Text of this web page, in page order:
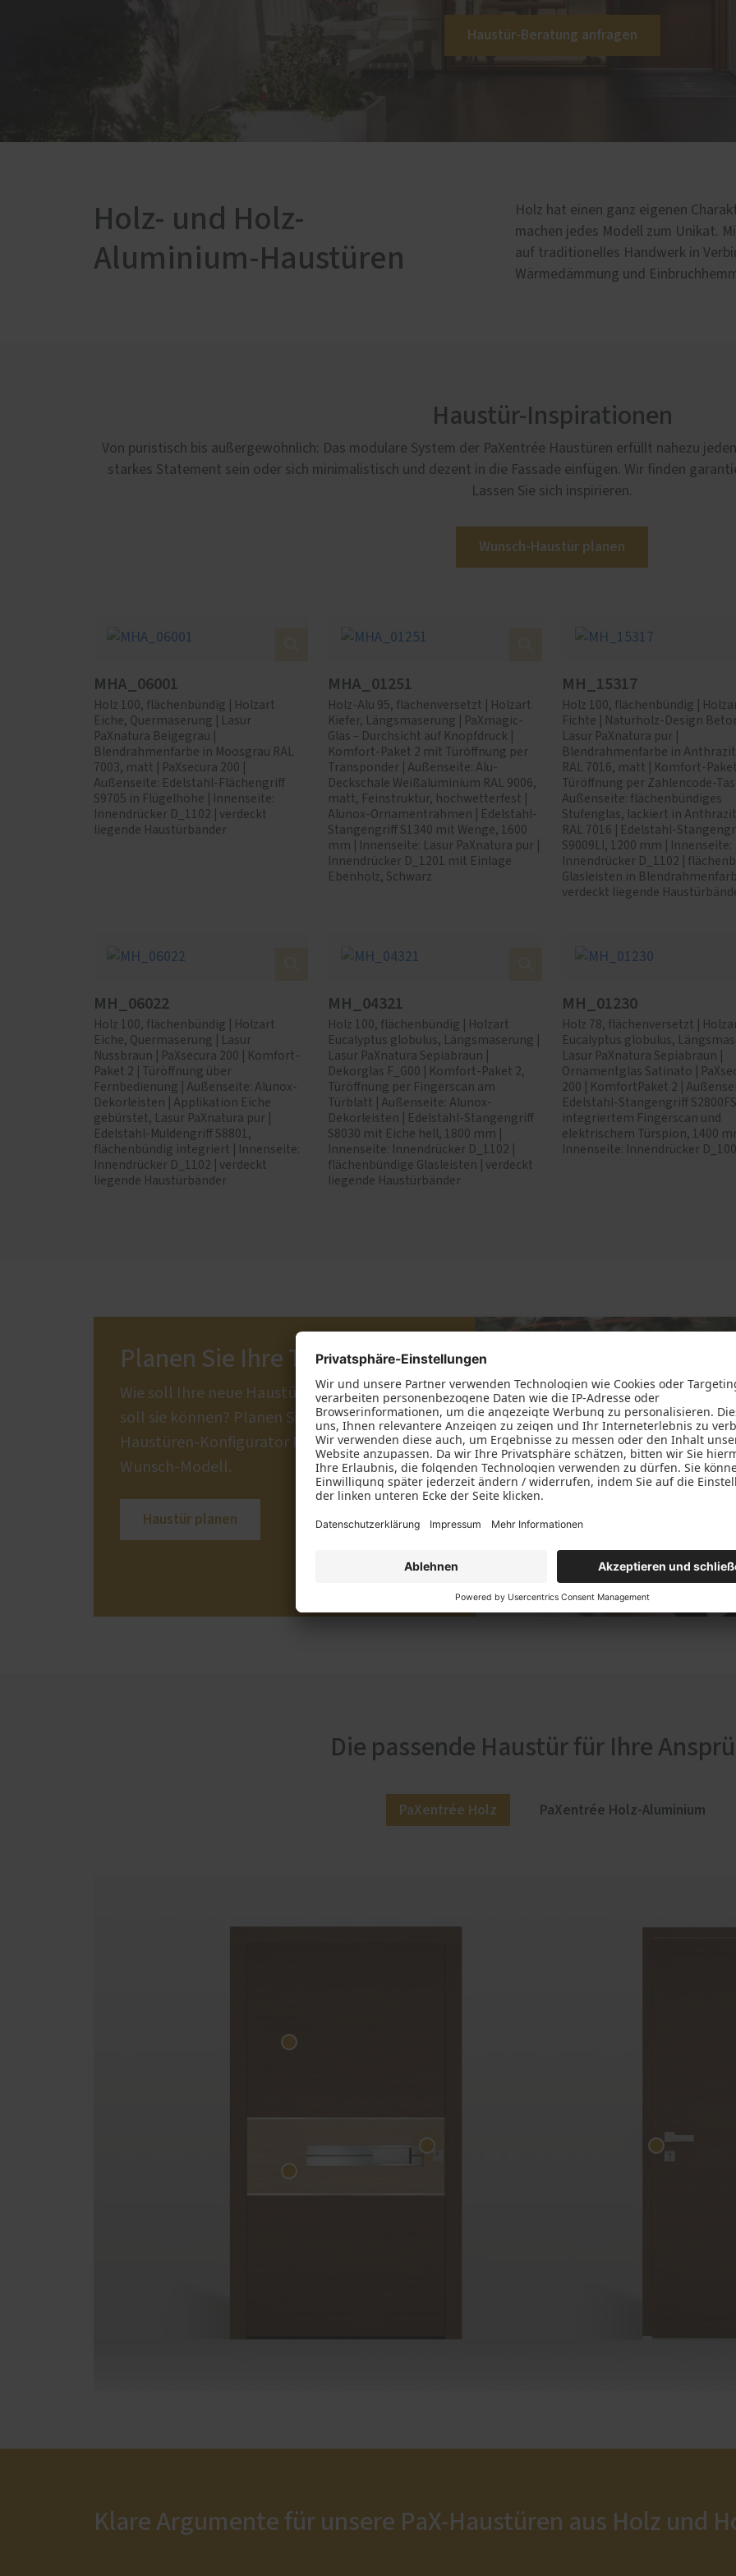
Zimmertüren
Einbruchschutz nachrüsten
Förderung für Fenster
Haustür-Beratung anfragen
Holz- und Holz-
Aluminium-Haustüren
Holz hat einen ganz eigenen
machen jedes Modell zum Unikat.
auf traditionelles Handwerk in
Wärmedämmung und
Haustür-Inspirationen
Von puristisch bis außergewöhnlich: Das modulare System der PaXentrée Haustüren erfüllt nahezu
starkes Statement sein oder sich minimalistisch und dezent in die Fassade einfügen. Wir finden
Lassen Sie sich inspirieren.
Wunsch-Haustür planen
MHA_06001
Holz 100, flächenbündig | Holzart
Eiche, Quermaserung | Lasur
PaXnatura Beigegrau |
Blendrahmenfarbe in Moosgrau RAL
7003, matt | PaXsecura 200 |
Außenseite: Edelstahl-Flächengriff
S9705 in Flügelhöhe | Innenseite:
Innendrücker D_1102 | verdeckt
liegende Haustürbänder
MHA_01251
Holz-Alu 95, flächenversetzt | Holzart
Kiefer, Längsmaserung | PaXmagic-
Glas – Durchsicht auf Knopfdruck |
Komfort-Paket 2 mit Türöffnung per
Transponder | Außenseite: Alu-
Deckschale Weißaluminium RAL 9006,
matt, Feinstruktur, hochwetterfest |
Alunox-Ornamentrahmen | Edelstahl-
Stangengriff S1340 mit Wenge, 1600
mm | Innenseite: Lasur PaXnatura pur |
Innendrücker D_1201 mit Einlage
Ebenholz, Schwarz
MH_15317
Holz 100, flächenbündig |
Fichte | Naturholz-Design
Lasur PaXnatura pur |
Blendrahmenfarbe in
RAL 7016, matt | Komfort-
Türöffnung per Zahlencode-
Außenseite: flächenbündiges
Stufenglas, lackiert in
RAL 7016 | Edelstahl-
S9009LI, 1200 mm | Innenseite:
Innendrücker D_1102 |
Glasleisten in
verdeckt liegende
MH_06022
Holz 100, flächenbündig | Holzart
Eiche, Quermaserung | Lasur
Nussbraun | PaXsecura 200 | Komfort-
Paket 2 | Türöffnung über
Fernbedienung | Außenseite: Alunox-
Dekorleisten | Applikation Eiche
gebürstet, Lasur PaXnatura pur |
Edelstahl-Muldengriff S8801,
flächenbündig integriert | Innenseite:
Innendrücker D_1102 | verdeckt
liegende Haustürbänder
MH_04321
Holz 100, flächenbündig | Holzart
Eucalyptus globulus, Längsmaserung |
Lasur PaXnatura Sepiabraun |
Dekorglas F_G00 | Komfort-Paket 2,
Türöffnung per Fingerscan am
Türblatt | Außenseite: Alunox-
Dekorleisten | Edelstahl-Stangengriff
S8030 mit Eiche hell, 1800 mm |
Innenseite: Innendrücker D_1102 |
flächenbündige Glasleisten | verdeckt
liegende Haustürbänder
MH_01230
Holz 78, flächenversetzt |
Eucalyptus globulus,
Lasur PaXnatura Sepiabraun |
Ornamentglas Satinato |
200 | KomfortPaket 2 |
Edelstahl-Stangengriff
integriertem Fingerscan und
elektrischem Türspion, 1400
Innenseite: Innendrücker
Planen Sie Ihre Traumhaustür
Wie soll Ihre neue Haustür aussehen? Und was
soll sie können? Planen Sie mit unserem
Haustüren-Konfigurator Ihr individuelles
Wunsch-Modell.
Haustür planen
Die passende Haustür für Ihre
PaXentrée Holz PaXentrée Holz-Aluminium
Klare Argumente für unsere PaX-Haustüren aus Holz und